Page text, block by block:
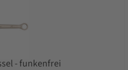
- funkenfrei